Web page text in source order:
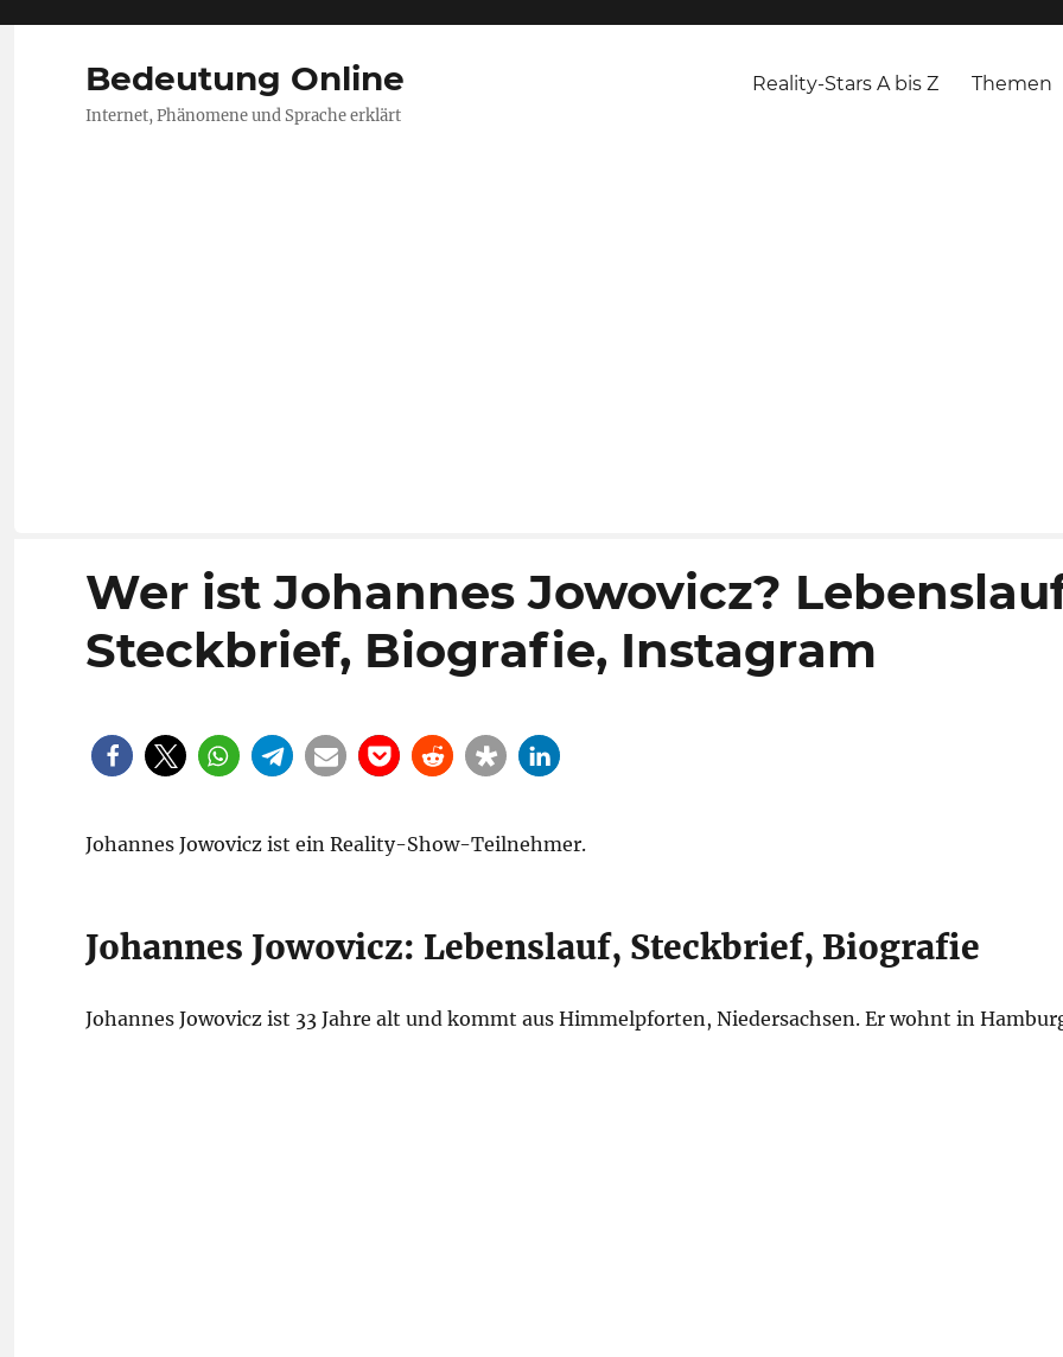
Bedeutung Online
Internet, Phänomene und Sprache erklärt
Reality-Stars A bis Z Themen
Wer ist Johannes Jowovicz?
Steckbrief, Biografie, Instagram
Johannes Jowovicz ist ein Reality-Show-Teilnehmer.
Johannes Jowovicz: Lebenslauf, Steckbrief, Biografie
Johannes Jowovicz ist 33 Jahre alt und kommt aus Himmelpforten, Niedersachsen. Er wohnt in